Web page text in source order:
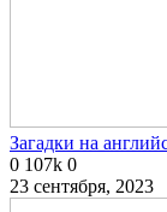
Загадки на
0 107k 0
23 сентября, 2023